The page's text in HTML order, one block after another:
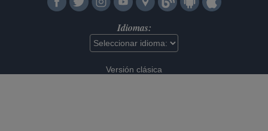
Idiomas:
Versión clásica